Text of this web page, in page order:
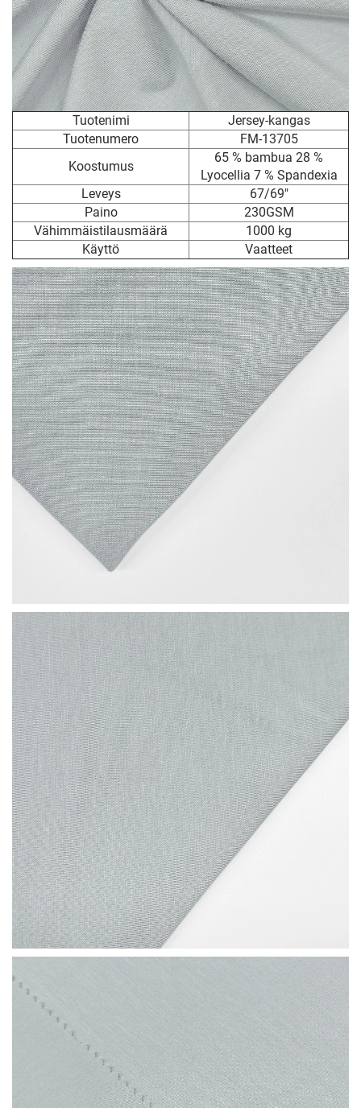
Tuotenimi
Jersey-kangas
Tuotenumero
FM-13705
Koostumus
65 % bambua 28 %
Lyocellia 7 % Spandexia
Leveys
67/69"
Paino
230GSM
Vähimmäistilausmäärä
1000 kg
Käyttö
Vaatteet